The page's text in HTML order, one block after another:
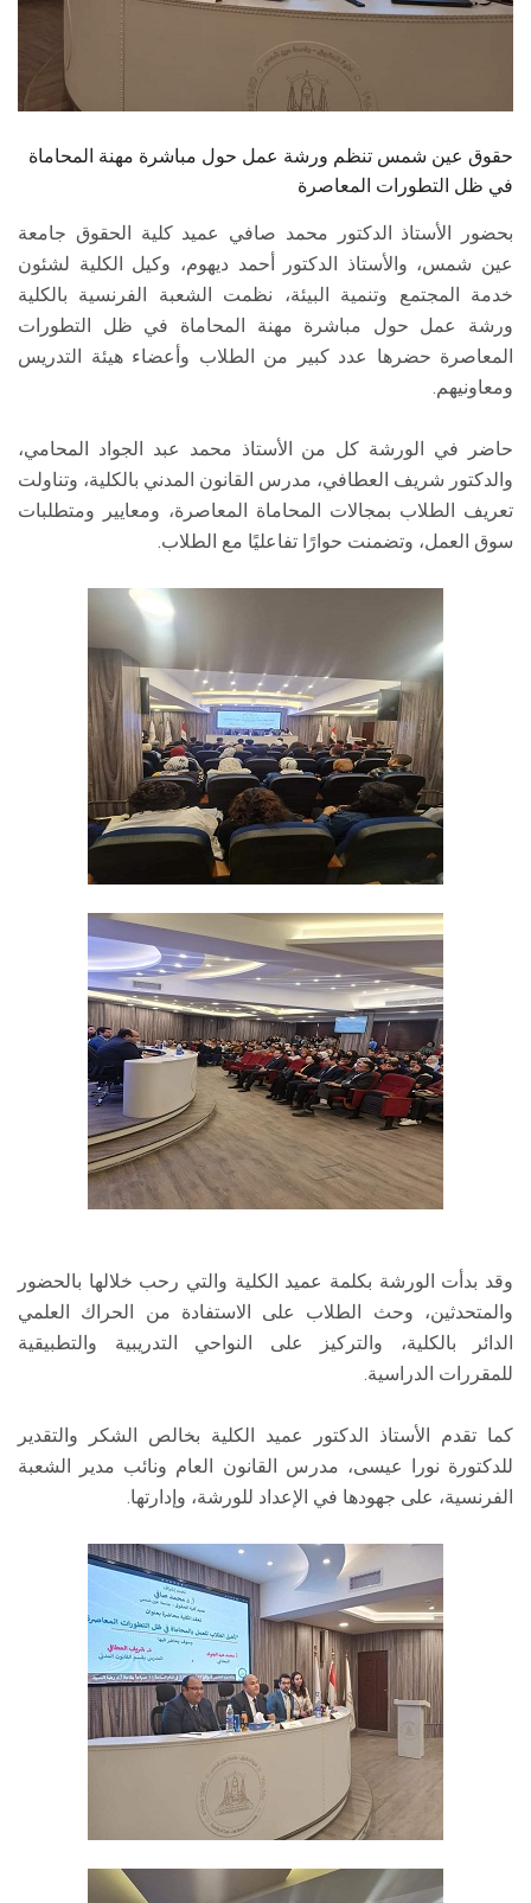
الزائـرون
سجل الان
حقوق عين شمس تنظم ورشة عمل حول مباشرة مهنة المحاماة
في ظل التطورات المعاصرة
بحضور الأستاذ الدكتور محمد صافي عميد كلية الحقوق جامعة
عين شمس، والأستاذ الدكتور أحمد ديهوم، وكيل الكلية لشئون
خدمة المجتمع وتنمية البيئة، نظمت الشعبة الفرنسية بالكلية
ورشة عمل حول مباشرة مهنة المحاماة في ظل التطورات
المعاصرة حضرها عدد كبير من الطلاب وأعضاء هيئة التدريس
ومعاونيهم.
حاضر في الورشة كل من الأستاذ محمد عبد الجواد المحامي،
والدكتور شريف العطافي، مدرس القانون المدني بالكلية، وتناولت
تعريف الطلاب بمجالات المحاماة المعاصرة، ومعايير ومتطلبات
سوق العمل، وتضمنت حوارًا تفاعليًا مع الطلاب.
وقد بدأت الورشة بكلمة عميد الكلية والتي رحب خلالها بالحضور
والمتحدثين، وحث الطلاب على الاستفادة من الحراك العلمي
الدائر بالكلية، والتركيز على النواحي التدريبية والتطبيقية
للمقررات الدراسية.
كما تقدم الأستاذ الدكتور عميد الكلية بخالص الشكر والتقدير
للدكتورة نورا عيسى، مدرس القانون العام ونائب مدير الشعبة
الفرنسية، على جهودها في الإعداد للورشة، وإدارتها.